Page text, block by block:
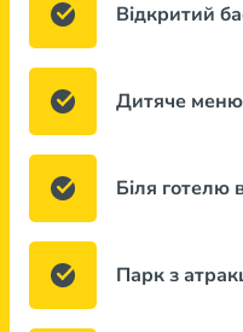
Відкритий
Дитяче
Біля готелю
Парк з